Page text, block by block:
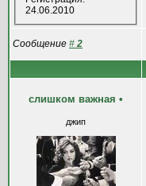
24.06.2010
Сообщение # 2
слишком важная •
джип